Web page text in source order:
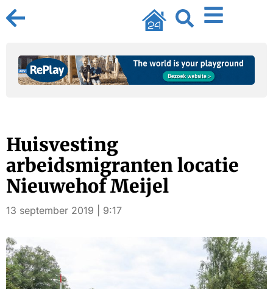
Huisvesting
arbeidsmigranten locatie
Nieuwehof Meijel
13 september 2019 | 9:17